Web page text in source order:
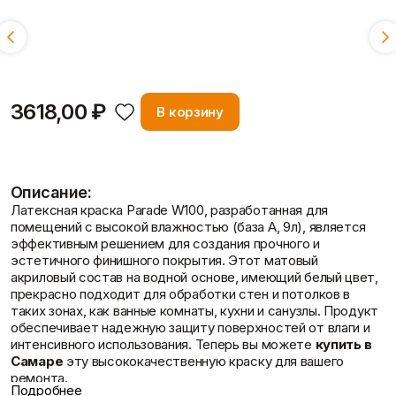
Показать больше
Плита потолочная
Показать больше
Акустические Ленты
Маячковый профиль
Подвесы и профили для
потолка
Показать больше
Расходные
материалы
Мешки
Сетки/Стеклообои
Малярные ленты
Отзывы
3618,00 ₽ В корзину
Описание:
Латексная краска Parade W100, разработанная для
помещений с высокой влажностью (база А, 9л), является
эффективным решением для создания прочного и
эстетичного финишного покрытия. Этот матовый
акриловый состав на водной основе, имеющий белый цвет,
прекрасно подходит для обработки стен и потолков в
таких зонах, как ванные комнаты, кухни и санузлы. Продукт
обеспечивает надежную защиту поверхностей от влаги и
интенсивного использования. Теперь вы можете купить в
Самаре эту высококачественную краску для вашего
ремонта.
Подробнее